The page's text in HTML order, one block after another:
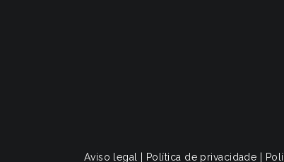
Aviso legal Política de privacidade